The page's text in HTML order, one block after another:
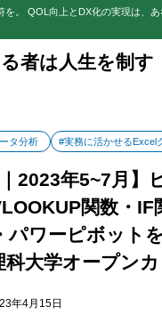
を。 QOL向上とDX化の実現は、
者は人生を制す
タ分析
#実務に活かせるExcel
2023年5~7月】
関数・IF
パワーピボット
科大学オープン
年4月15日
ール
ちらから
グデータ分析